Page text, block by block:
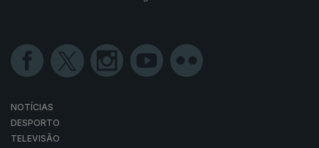
NOTÍCIAS
DESPORTO
TELEVISÃO